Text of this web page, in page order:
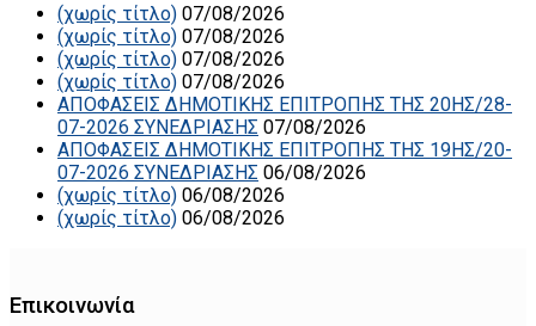
(χωρίς τίτλο) 07/08/2026
(χωρίς τίτλο) 07/08/2026
(χωρίς τίτλο) 07/08/2026
(χωρίς τίτλο) 07/08/2026
ΑΠΟΦΑΣΕΙΣ ΔΗΜΟΤΙΚΗΣ ΕΠΙΤΡΟΠΗΣ ΤΗΣ 20ΗΣ/28-
07-2026 ΣΥΝΕΔΡΙΑΣΗΣ 07/08/2026
ΑΠΟΦΑΣΕΙΣ ΔΗΜΟΤΙΚΗΣ ΕΠΙΤΡΟΠΗΣ ΤΗΣ 19ΗΣ/20-
07-2026 ΣΥΝΕΔΡΙΑΣΗΣ 06/08/2026
(χωρίς τίτλο) 06/08/2026
(χωρίς τίτλο) 06/08/2026
Επικοινωνία